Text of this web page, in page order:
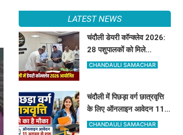
LATEST NEWS
चंदौली डेयरी कॉन्क्लेव 2026:
28 पशुपालकों को मिले
सेलेक्शन लेटर, नंद बाबा मिशन
CHANDAULI SAMACHAR
चंदौली में पिछड़ा वर्ग छात्रवृत्ति
के लिए ऑनलाइन आवेदन 11
अगस्त से शुरू, देखें पूरा शेड्यूल
CHANDAULI SAMACHAR